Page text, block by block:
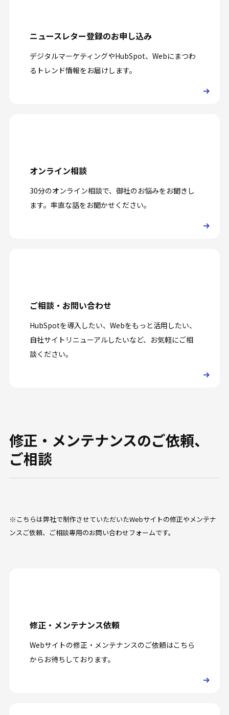
ニュースレター登録のお申し込み
デジタルマーケティングやHubSpot、Webにまつわ
るトレンド情報をお届けします。
オンライン相談
30分のオンライン相談で、御社のお悩みをお聞きし
ます。率直な話をお聞かせください。
ご相談・お問い合わせ
HubSpotを導入したい、Webをもっと活用したい、
自社サイトリニューアルしたいなど、お気軽にご相
談ください。
修正・メンテナンスのご依頼、
ご相談
※こちらは弊社で制作させていただいたWebサイトの修正やメンテナ
ンスご依頼、ご相談専用のお問い合わせフォームです。
修正・メンテナンス依頼
Webサイトの修正・メンテナンスのご依頼はこちら
からお待ちしております。